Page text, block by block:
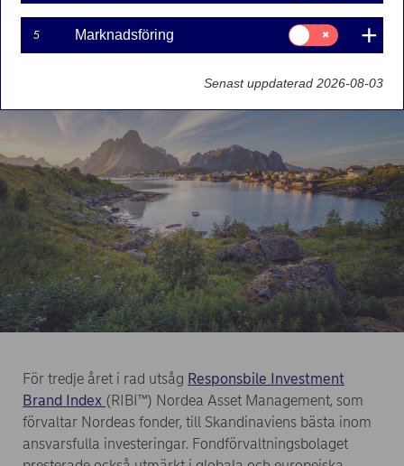
För tredje året i rad utsåg Responsbile Investment
Brand Index (opens in new window)
(RIBI™) Nordea Asset Management, som
förvaltar Nordeas fonder, till Skandinaviens bästa inom
ansvarsfulla investeringar. Fondförvaltningsbolaget
Statistik
5 Marknadsföring
Samtycke
för:
Marknadsföring
Senast uppdaterad 2026-08-03